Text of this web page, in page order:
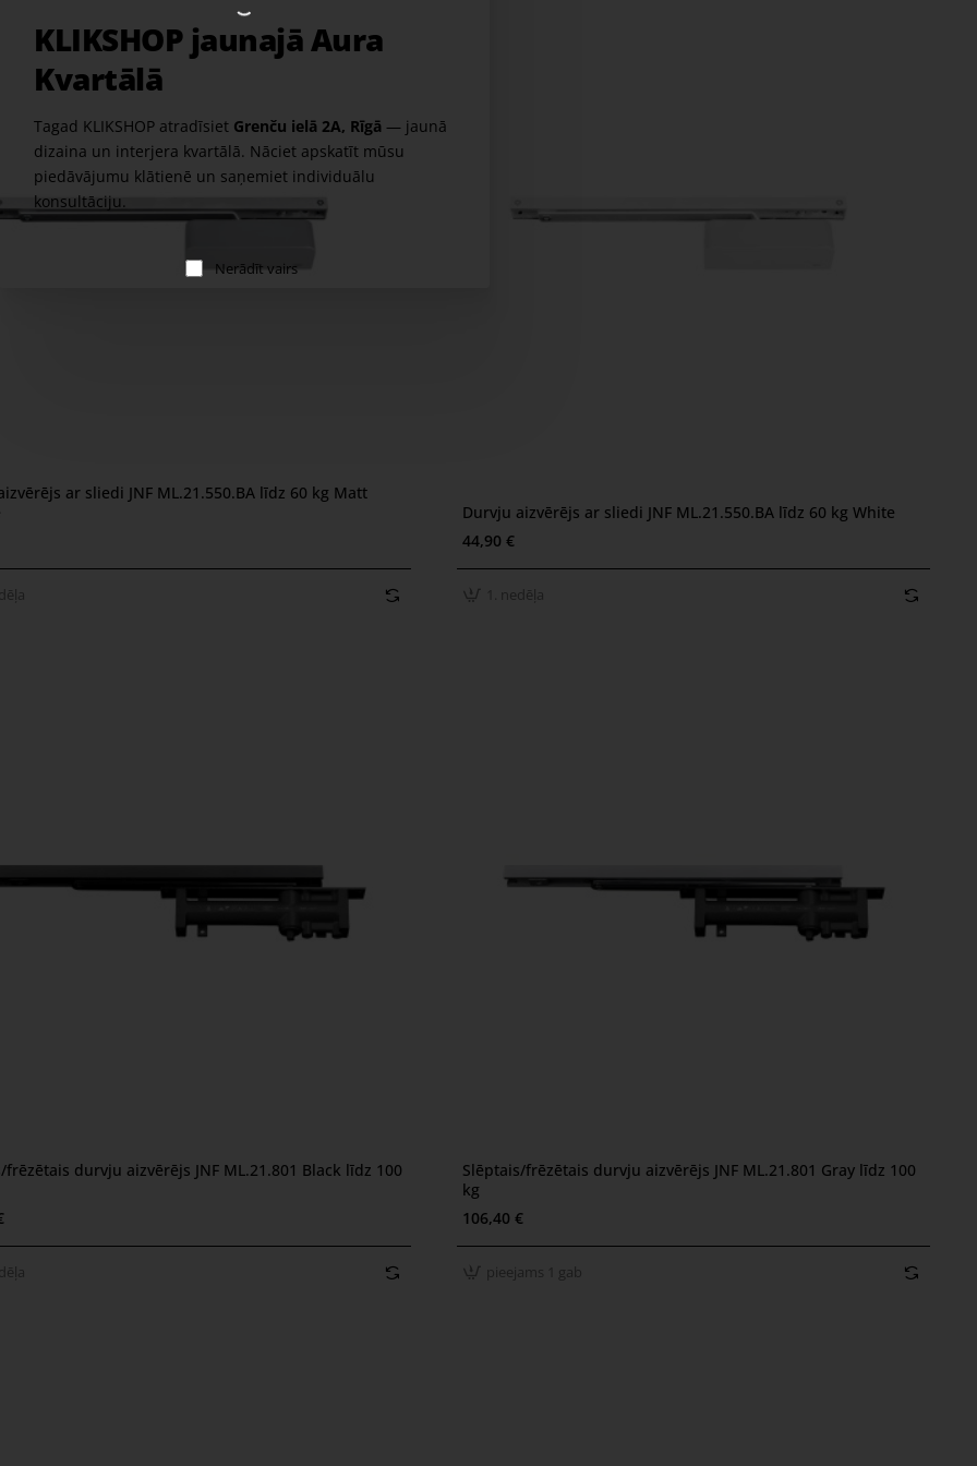
KLIKSHOP jaunajā Aura
Kvartālā
Tagad KLIKSHOP atradīsiet Grenču ielā 2A, Rīgā — jaunā
dizaina un interjera kvartālā. Nāciet apskatīt mūsu
piedāvājumu klātienē un saņemiet individuālu
konsultāciju.
Nerādīt vairs
ar sliedi JNF ML.21.550.BA līdz 60 kg Matt
1. nedēļa
Durvju aizvērējs ar sliedi JNF ML.21.550.BA līdz 60 kg White
44,90 €
1. nedēļa
frēzētais durvju aizvērējs JNF ML.21.801 Black līdz 100
pieejams 1 gab
Slēptais/frēzētais durvju aizvērējs JNF ML.21.801 Gray līdz 100
kg
106,40 €
pieejams 1 gab